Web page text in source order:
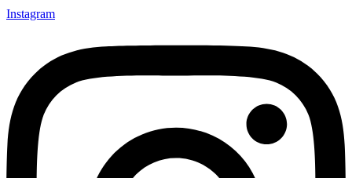
Instagram